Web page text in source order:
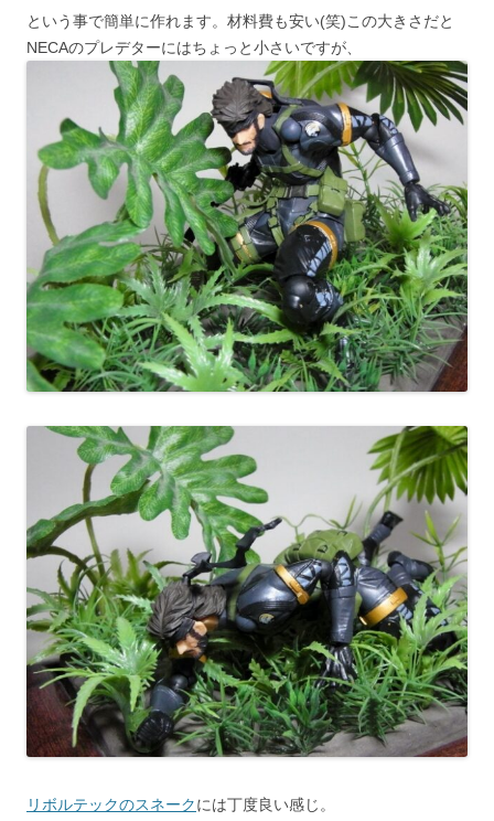
という事で簡単に作れます。材料費も安い(笑)この大きさだと
NECAのプレデターにはちょっと小さいですが、
リボルテックのスネークには丁度良い感じ。